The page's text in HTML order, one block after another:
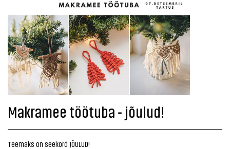
Makramee töötuba - jõulud!
Teemaks on seekord JÕULUD!